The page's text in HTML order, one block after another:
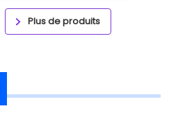
Plus de produits